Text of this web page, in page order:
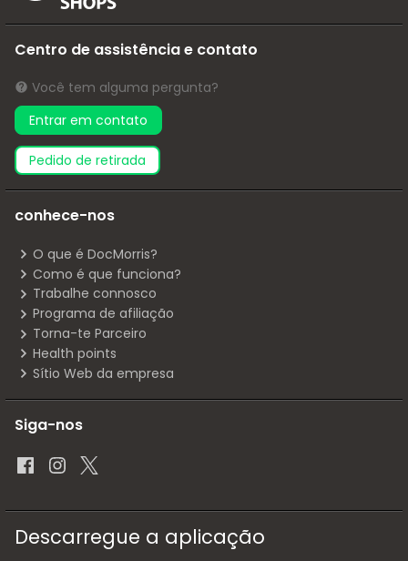
Centro de assistência e contato
Você tem alguma pergunta?
Entrar em contato
pedido de retirada
conhece-nos
O que é DocMorris?
Como é que funciona?
Trabalhe connosco
Programa de afiliação
Torna-te Parceiro
Health points
Sítio Web da empresa
Siga-nos
Descarregue a aplicação